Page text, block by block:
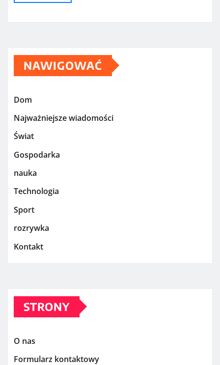
NAWIGOWAĆ
Dom
Najważniejsze wiadomości
Świat
Gospodarka
nauka
Technologia
Sport
rozrywka
Kontakt
STRONY
O nas
Formularz kontaktowy